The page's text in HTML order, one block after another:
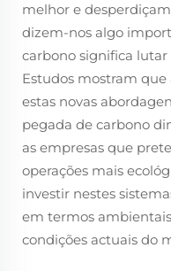
melhor e
dizem-nos algo
carbono significa lutar
Estudos mostram
estas novas
pegada de carbono
as empresas que
operações mais
investir nestes
em termos
condições actuais do